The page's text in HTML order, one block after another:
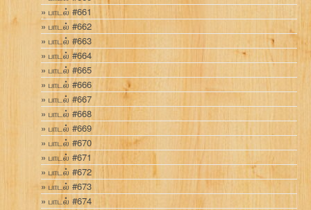
பாடல் #661
பாடல் #662
பாடல் #663
பாடல் #664
பாடல் #665
பாடல் #666
பாடல் #667
பாடல் #668
பாடல் #669
பாடல் #670
பாடல் #671
பாடல் #672
பாடல் #673
பாடல் #674